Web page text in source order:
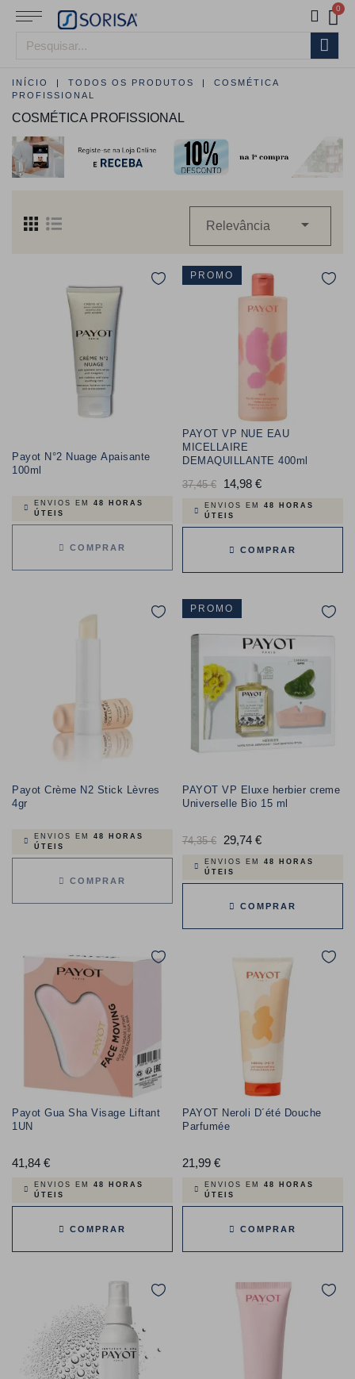
INÍCIO TODOS OS PRODUTOS
COSMÉTICA
PROFISSIONAL
COSMÉTICA PROFISSIONAL
Relevância 
Payot N°2 Nuage Apaisante
100ml
ENVIOS EM 48 HORAS
ÚTEIS
COMPRAR
PROMO
PAYOT VP NUE EAU
MICELLAIRE
DEMAQUILLANTE 400ml
Preço
normal
37,45 € 14,98 €Preço
ENVIOS EM 48 HORAS
ÚTEIS
COMPRAR
Payot Crème N2 Stick Lèvres
4gr
ENVIOS EM 48 HORAS
ÚTEIS
COMPRAR
PROMO
PAYOT VP Eluxe herbier creme
Universelle Bio 15 ml
Preço
normal
74,35 € 29,74 €Preço
ENVIOS EM 48 HORAS
ÚTEIS
COMPRAR
Payot Gua Sha Visage Liftant
1UN
41,84 €Preço
ENVIOS EM 48 HORAS
ÚTEIS
COMPRAR
PAYOT Neroli D´été Douche
Parfumée
21,99 €Preço
ENVIOS EM 48 HORAS
ÚTEIS
COMPRAR